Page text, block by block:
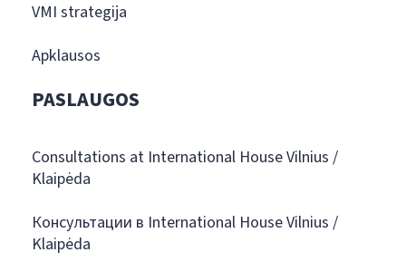
VMI strategija
Apklausos
PASLAUGOS
Consultations at International House Vilnius /
Klaipėda
Консультации в International House Vilnius /
Klaipėda